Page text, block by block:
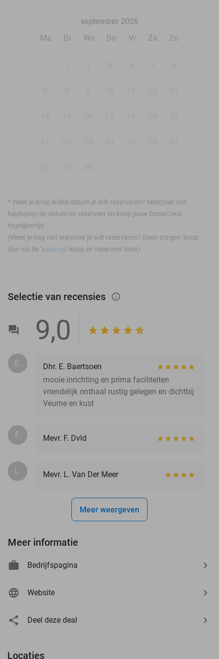
september 2026
Ma
Di Wo Do Vr Za Zo
* Weet je al op welke datum je wilt reserveren? Selecteer dan
hierboven de datum en reserveer en koop jouw Social Deal
tegelijkertijd.
(Weet je nog niet wanneer je wilt reserveren? Geen zorgen: koop
dan via de ‘koop nu’-knop én reserveer later)
Selectie van recensies info_outlined
9,0
E.
Dhr. E. Baertsoen
mooie inrichting en prima faciliteiten
vriendelijk onthaal rustig gelegen en dichtbij
Veurne en kust
F. Mevr. F. Dvld
L. Mevr. L. Van Der Meer
Meer weergeven
Meer informatie
Bedrijfspagina
Website
Deel deze deal
Locaties